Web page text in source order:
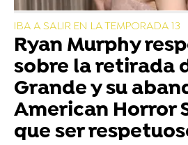
IBA A SALIR EN LA TEMPORADA 13
Ryan Murphy
sobre la retirada
Grande y su
American Horror
que ser